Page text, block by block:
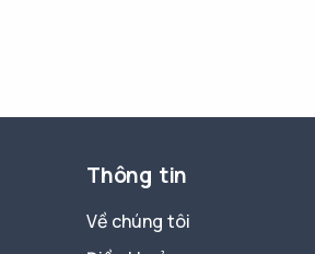
Thông tin
Về chúng tôi